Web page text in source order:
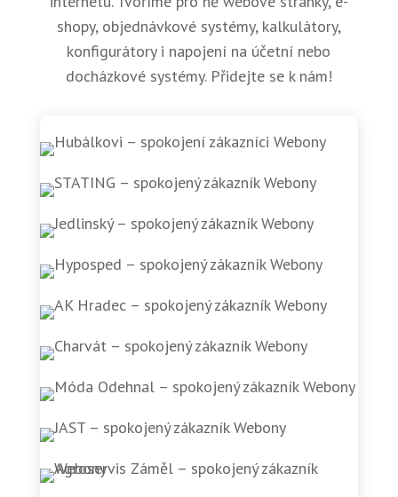
shopy, objednávkové systémy, kalkulátory,
konfigurátory i napojení na účetní nebo
docházkové systémy. Přidejte se k nám!